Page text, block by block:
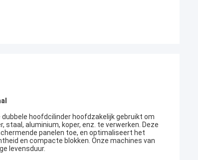
hoofdcilinder hoofdzakelijk gebruikt om
aluminium, koper, enz. te verwerken. Deze
panelen toe, en optimaliseert het
en compacte blokken. Onze machines van
levensduur.